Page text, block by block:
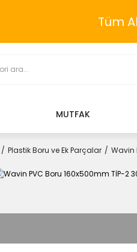
Tüm
MUTFAK
Plastik Boru ve Ek Parçalar Wavin